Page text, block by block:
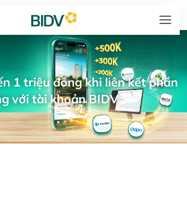
1 triệu đồng khi liên kết phần
với tài khoản BIDV